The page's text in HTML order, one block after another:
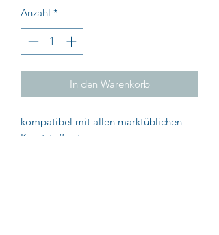
Anzahl *
In den Warenkorb
kompatibel mit allen marktüblichen
Kunststoffsystemen